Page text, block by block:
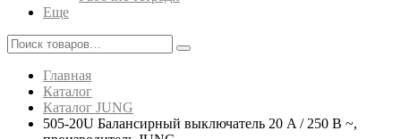
Еще
Главная
Каталог
Каталог JUNG
505-20U Балансирный выключатель 20 A / 250 В ~,